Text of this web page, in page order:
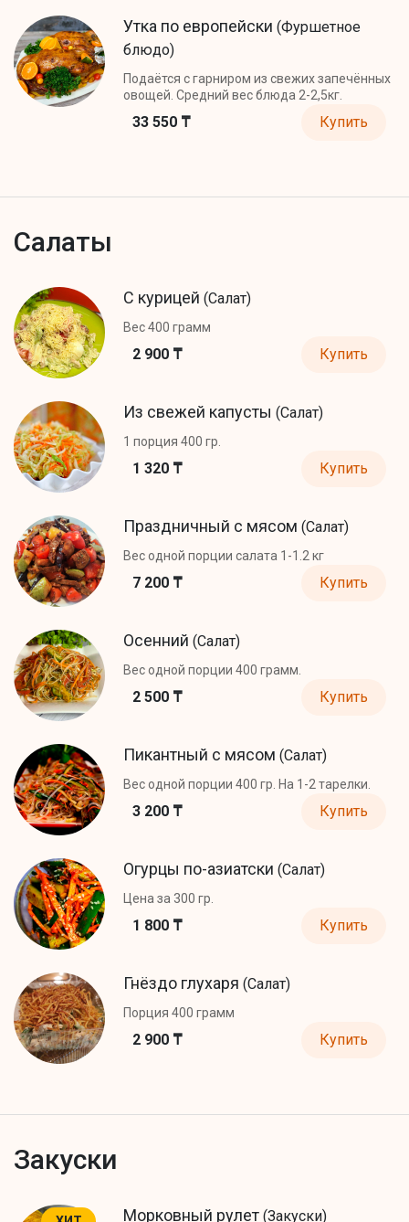
Утка по европейски (Фуршетное
блюдо)
Подаётся с гарниром из свежих запечённых
овощей. Средний вес блюда 2-2,5кг.
33 550 ₸ Купить
Салаты
С курицей (Салат)
Вес 400 грамм
2 900 ₸ Купить
Из свежей капусты (Салат)
1 порция 400 гр.
1 320 ₸ Купить
Праздничный с мясом (Салат)
Вес одной порции салата 1-1.2 кг
7 200 ₸ Купить
Осенний (Салат)
Вес одной порции 400 грамм.
2 500 ₸ Купить
Пикантный с мясом (Салат)
Вес одной порции 400 гр. На 1-2 тарелки.
3 200 ₸ Купить
Огурцы по-азиатски (Салат)
Цена за 300 гр.
1 800 ₸ Купить
Гнёздо глухаря (Салат)
Порция 400 грамм
2 900 ₸ Купить
Закуски
Морковный рулет (Закуски)